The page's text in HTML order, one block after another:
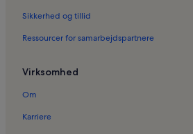
Ferieboliger i Øland Golfklub
Ferieboliger i Harmonika Museet
Ferieboliger i Øland Golfklub
Sikkerhed og tillid
Ressourcer for samarbejdspartnere
Virksomhed
Om
Karriere